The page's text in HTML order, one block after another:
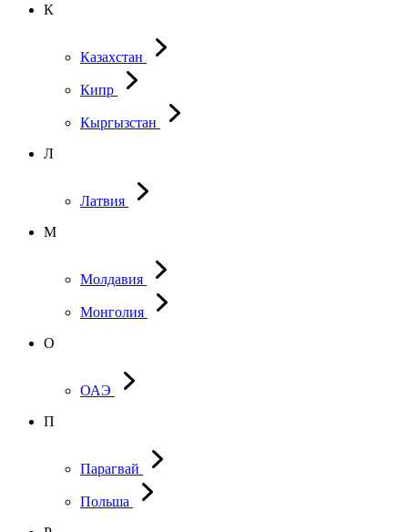
К
Казахстан
Кипр
Кыргызстан
Л
Латвия
М
Молдавия
Монголия
О
ОАЭ
П
Парагвай
Польша